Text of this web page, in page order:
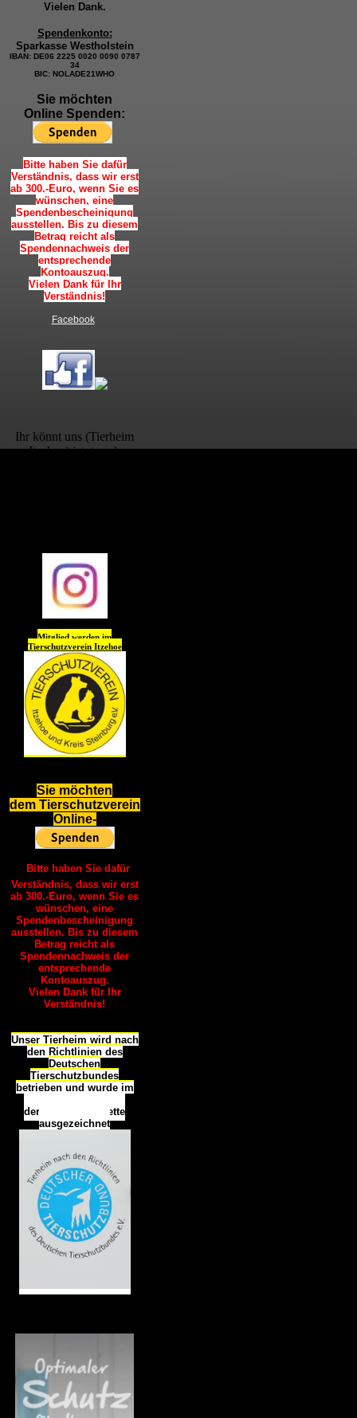
Vielen Dank.
Spendenkonto:
Sparkasse Westholstein
IBAN: DE06 2225 0020 0090 0787
34
BIC: NOLADE21WHO
Sie möchten
Online Spenden:
Bitte haben Sie dafür
Verständnis, dass wir erst
ab 300.-Euro, wenn Sie es
wünschen, eine
Spendenbescheinigung
ausstellen. Bis zu diesem
Betrag reicht als
Spendennachweis der
entsprechende
Kontoauszug.
Vielen Dank für Ihr
Verständnis!
Facebook
Ihr könnt uns (Tierheim
Itzehoe) jetzt auch
Mitglied werden im
Tierschutzverein Itzehoe
Sie möchten
dem Tierschutzverein
Online-
Bitte haben Sie dafür
Verständnis, dass wir erst
ab 300.-Euro, wenn Sie es
wünschen, eine
Spendenbescheinigung
ausstellen. Bis zu diesem
Betrag reicht als
Spendennachweis der
entsprechende
Kontoauszug.
Vielen Dank für Ihr
Verständnis!
Unser Tierheim wird nach
den Richtlinien des
Deutschen
Tierschutzbundes
betrieben und wurde im
der
Tierheimplakette
ausgezeichnet